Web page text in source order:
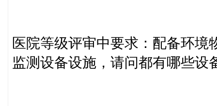
医院等级评审中要求：配备环
监测设备设施，请问都有哪些设